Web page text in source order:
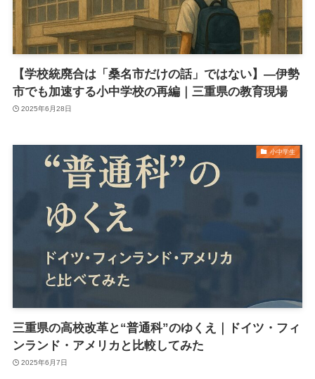
【学校統廃合は「桑名市だけの話」ではない】—伊勢
市でも加速する小中学校の再編｜三重県の教育現場
2025年6月28日
小中学生
三重県の高校改革と“普通科”のゆくえ｜ドイツ・フィ
ンランド・アメリカと比較してみた
2025年6月7日